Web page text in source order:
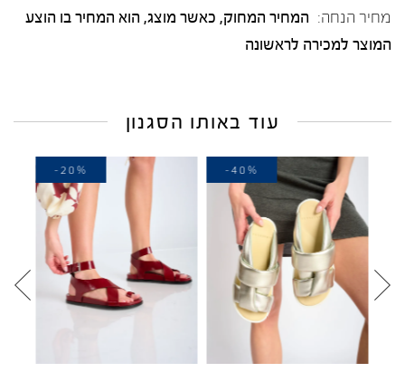
מחיר הנחה: המחיר המחוק, כאשר מוצג, הוא המחיר בו הוצע
המוצר למכירה לראשונה
עוד באותו הסגנון
-40%
-20%